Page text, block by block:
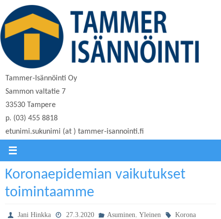
content
Tammer-Isännöinti Oy
Sammon valtatie 7
33530 Tampere
p. (03) 455 8818
etunimi.sukunimi (at ) tammer-isannointi.fi
Koronaepidemian vaikutukset
toimintaamme
Jani Hinkka 27.3.2020 Asuminen, Yleinen Korona